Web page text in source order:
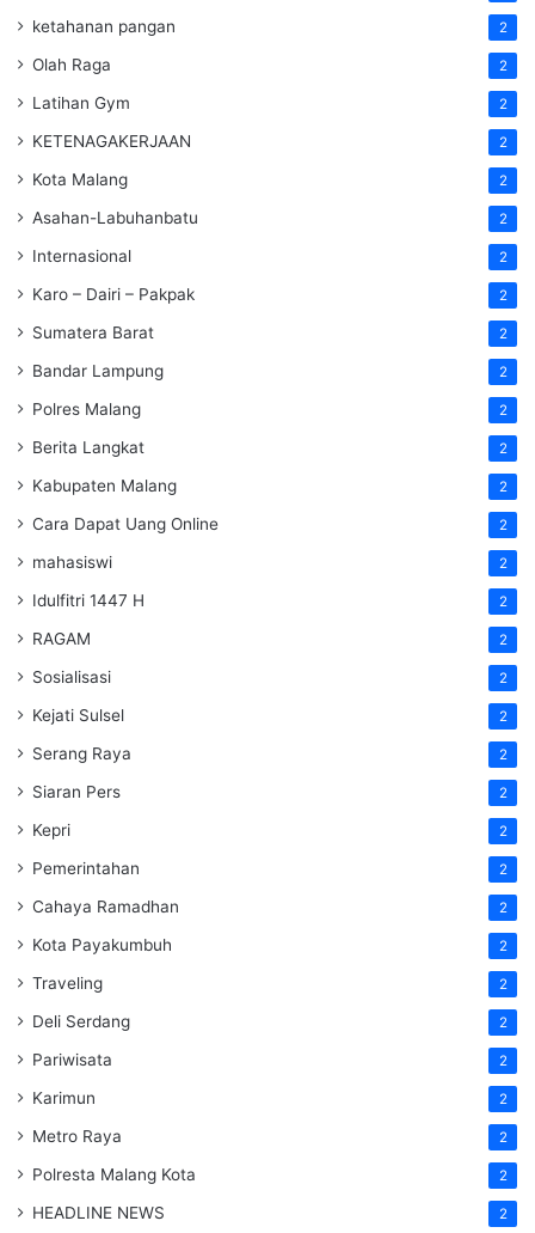
ketahanan pangan 2
Olah Raga 2
Latihan Gym 2
KETENAGAKERJAAN 2
Kota Malang 2
Asahan-Labuhanbatu 2
Internasional 2
Karo – Dairi – Pakpak 2
Sumatera Barat 2
Bandar Lampung 2
Polres Malang 2
Berita Langkat 2
Kabupaten Malang 2
Cara Dapat Uang Online 2
mahasiswi 2
Idulfitri 1447 H 2
RAGAM 2
Sosialisasi 2
Kejati Sulsel 2
Serang Raya 2
Siaran Pers 2
Kepri 2
Pemerintahan 2
Cahaya Ramadhan 2
Kota Payakumbuh 2
Traveling 2
Deli Serdang 2
Pariwisata 2
Karimun 2
Metro Raya 2
Polresta Malang Kota 2
HEADLINE NEWS 2